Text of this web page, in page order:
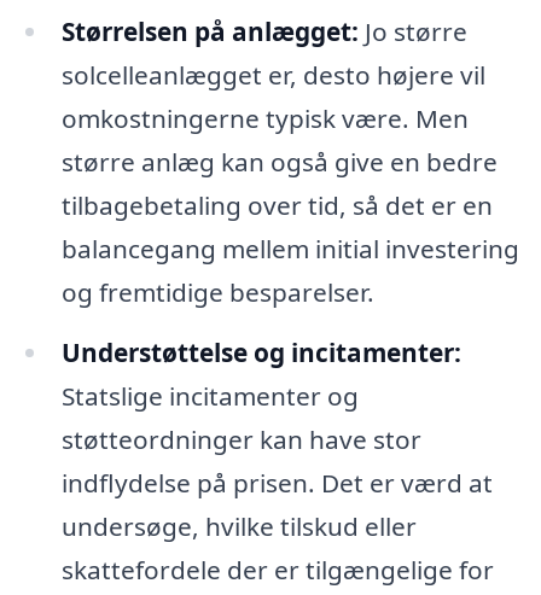
Størrelsen på anlægget: Jo større
solcelleanlægget er, desto højere vil
omkostningerne typisk være. Men
større anlæg kan også give en bedre
tilbagebetaling over tid, så det er en
balancegang mellem initial investering
og fremtidige besparelser.
Understøttelse og incitamenter:
Statslige incitamenter og
støtteordninger kan have stor
indflydelse på prisen. Det er værd at
undersøge, hvilke tilskud eller
skattefordele der er tilgængelige for